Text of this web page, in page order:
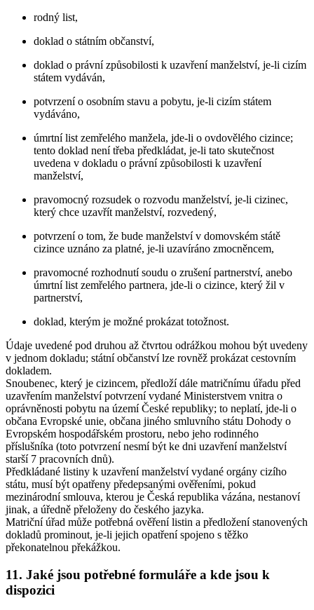
rodný list,
doklad o státním občanství,
doklad o právní způsobilosti k uzavření manželství, je-li cizím
státem vydáván,
potvrzení o osobním stavu a pobytu, je-li cizím státem
vydáváno,
úmrtní list zemřelého manžela, jde-li o ovdovělého cizince;
tento doklad není třeba předkládat, je-li tato skutečnost
uvedena v dokladu o právní způsobilosti k uzavření
manželství,
pravomocný rozsudek o rozvodu manželství, je-li cizinec,
který chce uzavřít manželství, rozvedený,
potvrzení o tom, že bude manželství v domovském státě
cizince uznáno za platné, je-li uzavíráno zmocněncem,
pravomocné rozhodnutí soudu o zrušení partnerství, anebo
úmrtní list zemřelého partnera, jde-li o cizince, který žil v
partnerství,
doklad, kterým je možné prokázat totožnost.
Údaje uvedené pod druhou až čtvrtou odrážkou mohou být uvedeny
v jednom dokladu; státní občanství lze rovněž prokázat cestovním
dokladem.
Snoubenec, který je cizincem, předloží dále matričnímu úřadu před
uzavřením manželství potvrzení vydané Ministerstvem vnitra o
oprávněnosti pobytu na území České republiky; to neplatí, jde-li o
občana Evropské unie, občana jiného smluvního státu Dohody o
Evropském hospodářském prostoru, nebo jeho rodinného
příslušníka (toto potvrzení nesmí být ke dni uzavření manželství
starší 7 pracovních dnů).
Předkládané listiny k uzavření manželství vydané orgány cizího
státu, musí být opatřeny předepsanými ověřeními, pokud
mezinárodní smlouva, kterou je Česká republika vázána, nestanoví
jinak, a úředně přeloženy do českého jazyka.
Matriční úřad může potřebná ověření listin a předložení stanovených
dokladů prominout, je-li jejich opatření spojeno s těžko
překonatelnou překážkou.
11. Jaké jsou potřebné formuláře a kde jsou k
dispozici